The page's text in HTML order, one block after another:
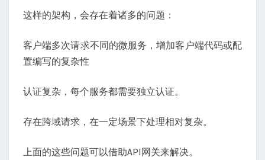
这样的架构，会存在着诸多的问题：
客户端多次请求不同的微服务，增加客户端代码或配
置编写的复杂性
认证复杂，每个服务都需要独立认证。
存在跨域请求，在一定场景下处理相对复杂。
上面的这些问题可以借助API网关来解决。